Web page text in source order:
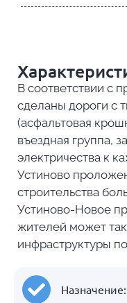
В соответствии с
сделаны дороги с
(асфальтовая
въездная группа,
электричества к
Устиново
строительства
Устиново-Новое
жителей может
инфраструктуры